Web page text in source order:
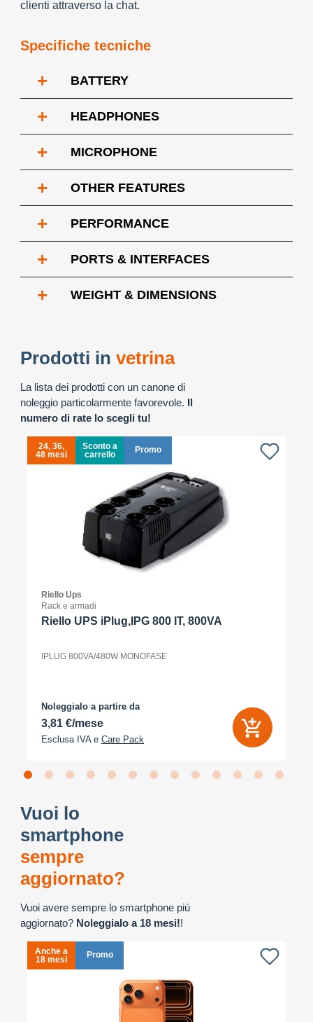
clienti attraverso la chat.
Specifiche tecniche
+ BATTERY
+ HEADPHONES
+ MICROPHONE
+ OTHER FEATURES
+ PERFORMANCE
+ PORTS & INTERFACES
+ WEIGHT & DIMENSIONS
Prodotti in vetrina
La lista dei prodotti con un canone di
noleggio particolarmente favorevole. Il
numero di rate lo scegli tu!
24, 36,
48 mesi
Sconto a
carrello
Promo
Riello Ups
Rack e armadi
Riello UPS iPlug,IPG 800 IT, 800VA
IPLUG 800VA/480W MONOFASE
Noleggialo a partire da
3,81 €/mese
Esclusa IVA e Care Pack
Vuoi lo
smartphone
sempre
aggiornato?
Vuoi avere sempre lo smartphone più
aggiornato? Noleggialo a 18 mesi!!
Anche a
18 mesi
Promo